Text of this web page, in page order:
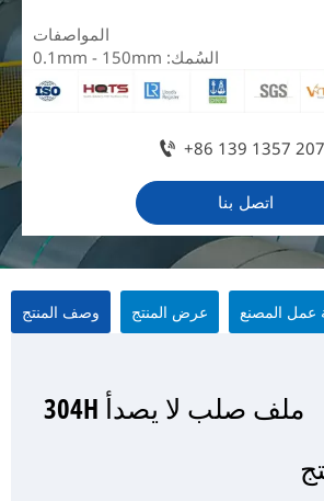
المواصفات
السُمك: 0.1mm - 150mm
 +86 139 1357
اتصل بنا
وصف المنتج عرض المنتج عمل المصنع
ملف صلب لا يصدأ 304H
ملف صلب لا يصدأ 304H
ملف صلب لا يصدأ 304H
ملف صلب لا يصدأ 304H